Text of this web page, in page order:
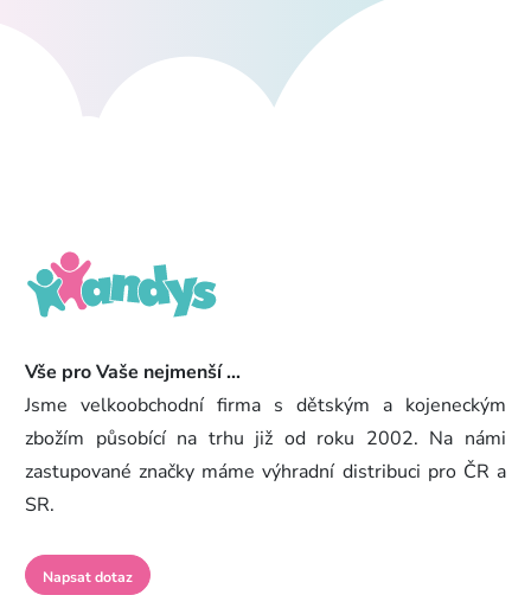
Vše pro Vaše nejmenší ...
Jsme velkoobchodní firma s dětským a kojeneckým
zbožím působící na trhu již od roku 2002. Na námi
zastupované značky máme výhradní distribuci pro ČR a
SR.
Napsat dotaz